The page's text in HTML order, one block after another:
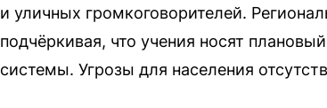
и уличных громкоговорителей.
подчёркивая, что учения носят
системы. Угрозы для населения